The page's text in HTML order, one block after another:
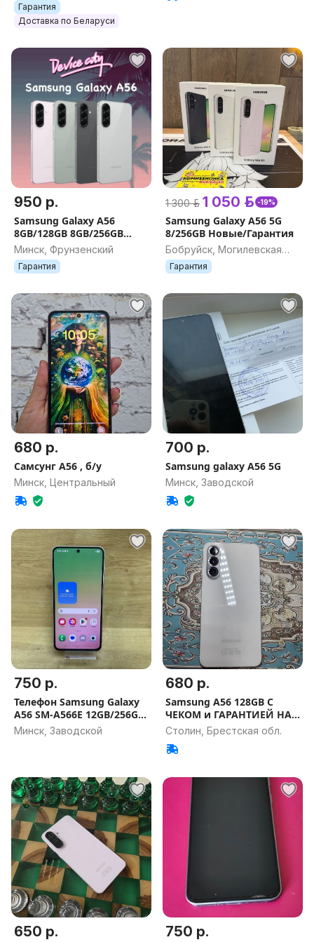
Гарантия
Доставка по Беларуси
950 р.
Samsung Galaxy A56
8GB/128GB 8GB/256GB
12GB/256GB (8 12 128 256
GB)
Минск, Фрунзенский
Гарантия
1 300 р. 1 050 р. -19%
Samsung Galaxy A56 5G
8/256GB Новые/Гарантия
Бобруйск, Могилевская
обл.
Гарантия
680 р.
Самсунг A56 , б/у
Минск, Центральный
700 р.
Samsung galaxy A56 5G
Минск, Заводской
750 р.
Телефон Samsung Galaxy
A56 SM-A566E 12GB/256GB
(а.46-050730)
Минск, Заводской
680 р.
Samsung A56 128GB С
ЧЕКОМ и ГАРАНТИЕЙ НА
СВЯЗИ
Столин, Брестская обл.
650 р. 750 р.